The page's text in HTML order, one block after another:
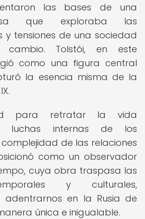
las bases de una
que exploraba las
y tensiones de una sociedad
cambio. Tolstói, en este
como una figura central
la esencia misma de la
para retratar la vida
luchas internas de los
de las relaciones
como un observador
cuya obra traspasa las
y culturales,
adentrarnos en la Rusia de
única e inigualable.